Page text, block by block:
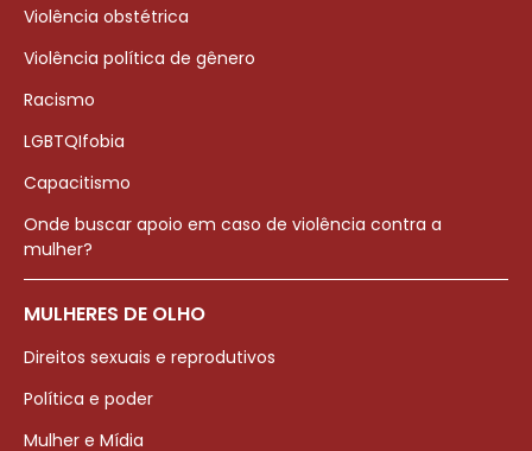
Violência obstétrica
Violência política de gênero
Racismo
LGBTQIfobia
Capacitismo
Onde buscar apoio em caso de violência contra a
mulher?
MULHERES DE OLHO
Direitos sexuais e reprodutivos
Política e poder
Mulher e Mídia